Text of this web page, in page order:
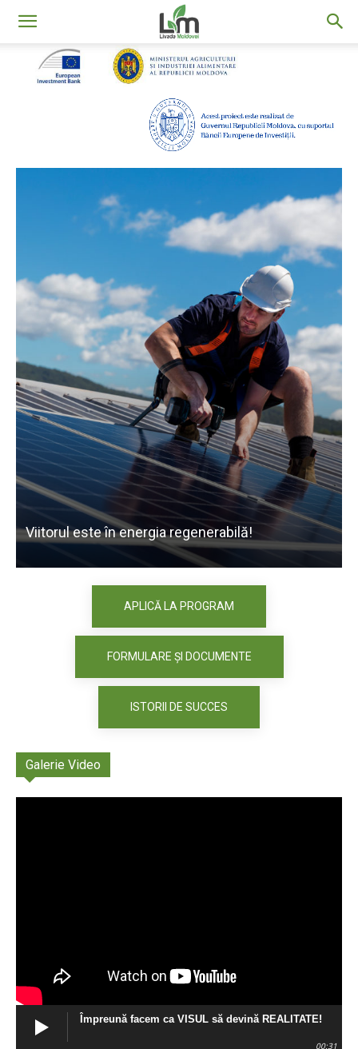
Livada
Viitorul este în energia regenerabilă!
APLICĂ LA PROGRAM
FORMULARE ȘI DOCUMENTE
ISTORII DE SUCCES
Galerie Video
Împreună facem ca VISUL să devină REALITATE!
00:31